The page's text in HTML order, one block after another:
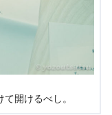
開けるべし。